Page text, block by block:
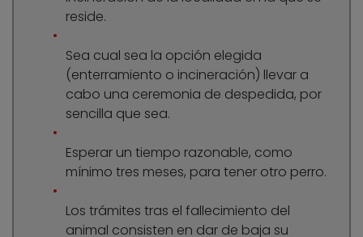
reside.
Sea cual sea la opción elegida
(enterramiento o incineración) llevar a
cabo una ceremonia de despedida, por
sencilla que sea.
Esperar un tiempo razonable, como
mínimo tres meses, para tener otro perro.
Los trámites tras el fallecimiento del
animal consisten en dar de baja su